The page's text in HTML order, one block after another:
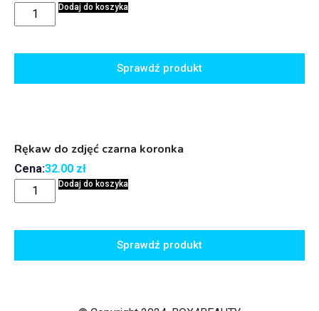
Dodaj do koszyka
Sprawdź produkt
Rękaw do zdjęć czarna koronka
Cena:32.00 zł
Dodaj do koszyka
Sprawdź produkt